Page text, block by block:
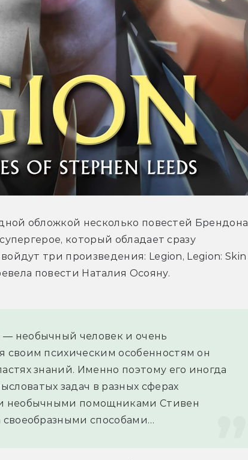
обложкой несколько повестей Брендона
который обладает сразу
три произведения: Legion, Legion: Skin
повести Наталия Осояну.
необычный человек и очень
своим психическим особенностям он
знаний. Именно поэтому его иногда
задач в разных сферах
необычными помощниками Стивен
своеобразными способами…